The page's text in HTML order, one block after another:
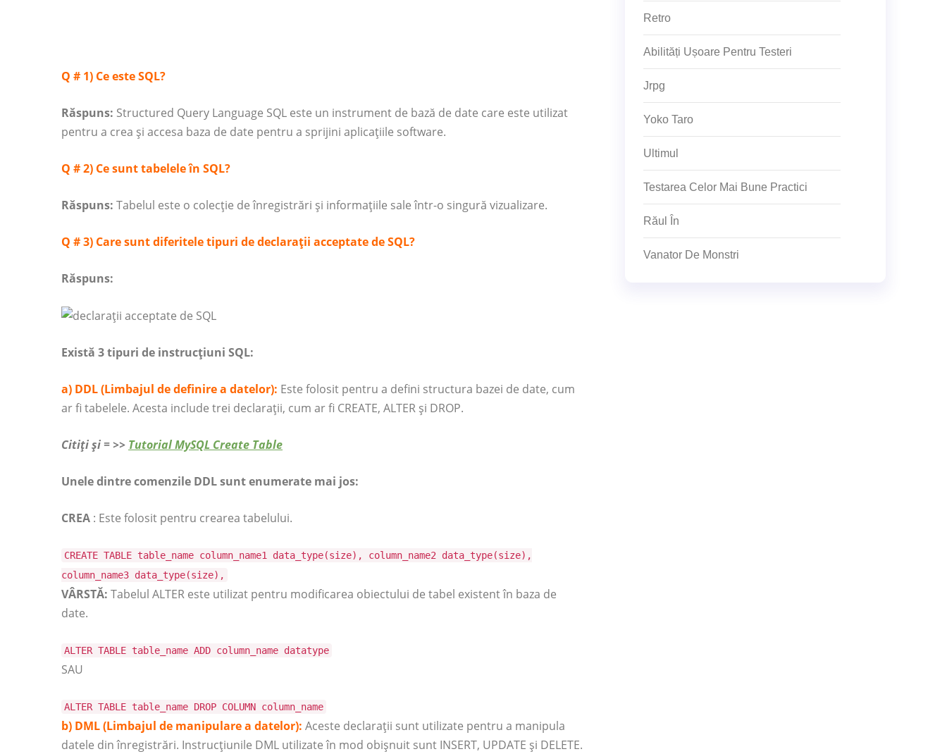
Q # 1) Ce este SQL?
Răspuns: Structured Query Language SQL este un instrument de bază de date care este utilizat
pentru a crea și accesa baza de date pentru a sprijini aplicațiile software.
Q # 2) Ce sunt tabelele în SQL?
Răspuns: Tabelul este o colecție de înregistrări și informațiile sale într-o singură vizualizare.
Q # 3) Care sunt diferitele tipuri de declarații acceptate de SQL?
Răspuns:
Există 3 tipuri de instrucțiuni SQL:
a) DDL (Limbajul de definire a datelor): Este folosit pentru a defini structura bazei de date, cum
ar fi tabelele. Acesta include trei declarații, cum ar fi CREATE, ALTER și DROP.
Citiți și = >> Tutorial MySQL Create Table
Unele dintre comenzile DDL sunt enumerate mai jos:
CREA : Este folosit pentru crearea tabelului.
CREATE TABLE table_name column_name1 data_type(size), column_name2 data_type(size),
column_name3 data_type(size),
VÂRSTĂ: Tabelul ALTER este utilizat pentru modificarea obiectului de tabel existent în baza de
date.
ALTER TABLE table_name ADD column_name datatype
SAU
ALTER TABLE table_name DROP COLUMN column_name
b) DML (Limbajul de manipulare a datelor): Aceste declarații sunt utilizate pentru a manipula
datele din înregistrări. Instrucțiunile DML utilizate în mod obișnuit sunt INSERT, UPDATE și DELETE.
Retro
Abilități Ușoare Pentru Testeri
Jrpg
Yoko Taro
Ultimul
Testarea Celor Mai Bune Practici
Răul În
Vanator De Monstri